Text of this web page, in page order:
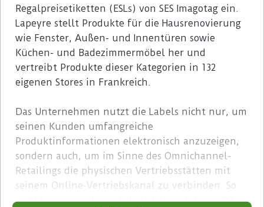
Regalpreisetiketten (ESLs) von SES Imagotag ein.
Lapeyre stellt Produkte für die Hausrenovierung
wie Fenster, Außen- und Innentüren sowie
Küchen- und Badezimmermöbel her und
vertreibt Produkte dieser Kategorien in 132
eigenen Stores in Frankreich.
Das Unternehmen nutzt die Labels nicht nur, um
seinen Kunden umfangreiche
Produktinformationen elektronisch anzuzeigen,
sondern auch, um im Sinne des Omnichannel-
Retailings die physischen Vertriebsstätten mit
seinem Online-Vertriebskanal zu verbinden. So
zeigt Lapeyre auf den Labels beispielsweise QR-